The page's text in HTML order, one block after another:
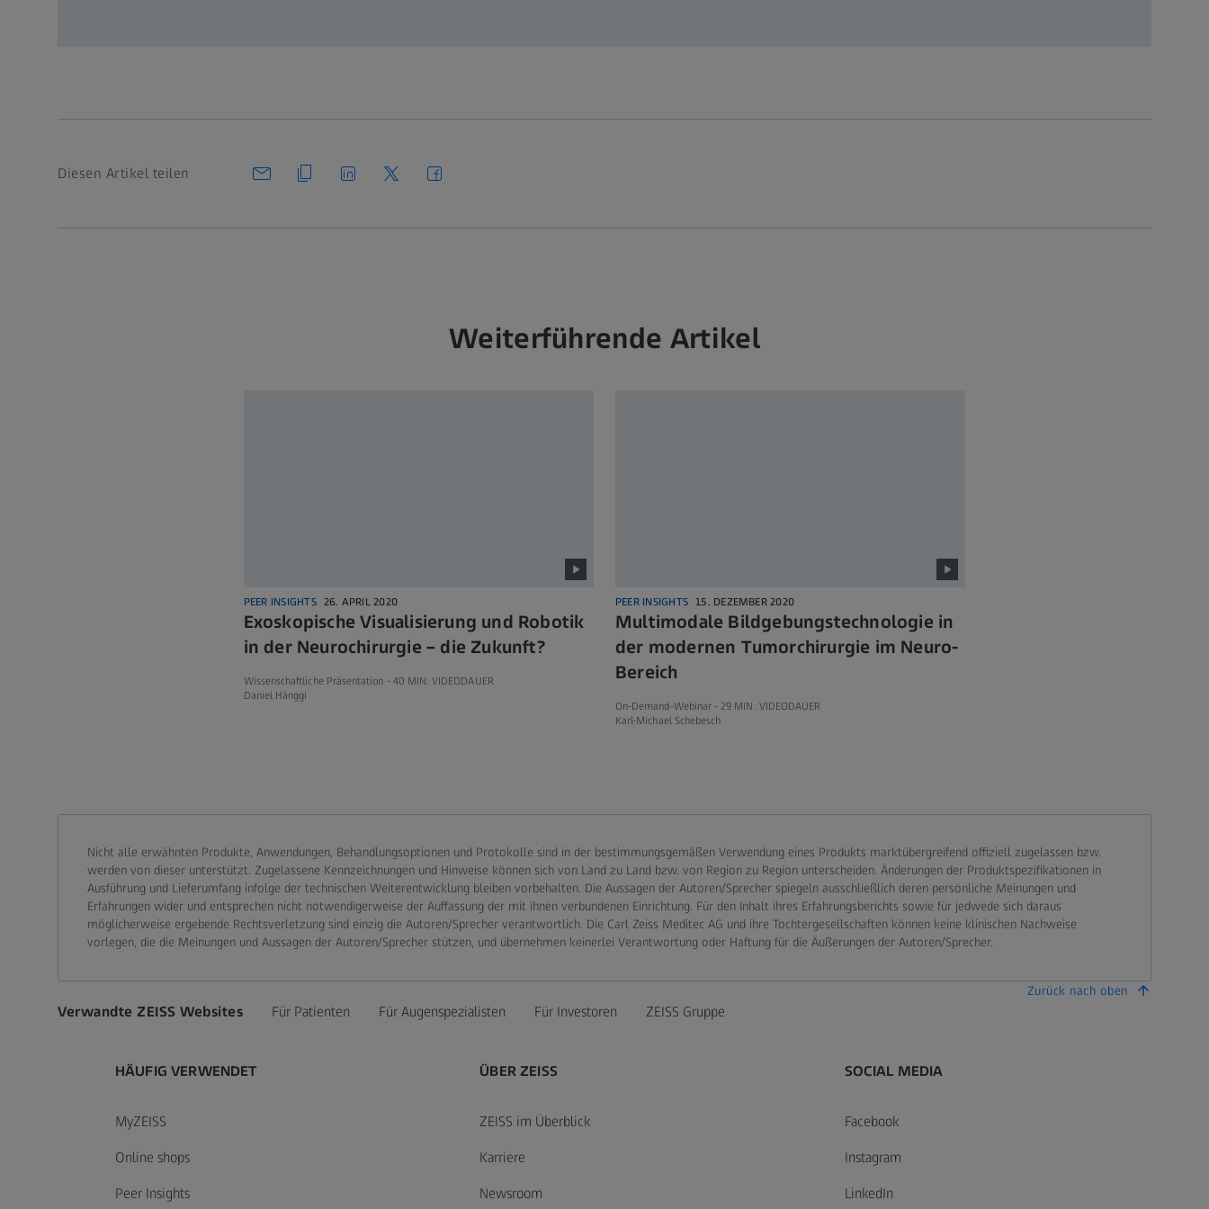
Diesen Artikel teilen
Weiterführende Artikel
PEER INSIGHTS 26. APRIL 2020
Exoskopische Visualisierung und Robotik
in der Neurochirurgie – die Zukunft?
Wissenschaftliche Präsentation - 40 MIN. VIDEODAUER
Daniel Hänggi
PEER INSIGHTS 15. DEZEMBER 2020
Multimodale Bildgebungstechnologie in
der modernen Tumorchirurgie im Neuro-
Bereich
On-Demand-Webinar -29 MIN. VIDEODAUER
Karl-Michael Schebesch
Call contact at
Call contact on mobile at
Send contact a mail to
Nicht alle erwähnten Produkte, Anwendungen, Behandlungsoptionen und Protokolle sind in der bestimmungsgemäßen Verwendung eines Produkts marktübergreifend offiziell zugelassen bzw.
werden von dieser unterstützt. Zugelassene Kennzeichnungen und Hinweise können sich von Land zu Land bzw. von Region zu Region unterscheiden. Änderungen der Produktspezifikationen in
Ausführung und Lieferumfang infolge der technischen Weiterentwicklung bleiben vorbehalten. Die Aussagen der Autoren/Sprecher spiegeln ausschließlich deren persönliche Meinungen und
Erfahrungen wider und entsprechen nicht notwendigerweise der Auffassung der mit ihnen verbundenen Einrichtung. Für den Inhalt ihres Erfahrungsberichts sowie für jedwede sich daraus
möglicherweise ergebende Rechtsverletzung sind einzig die Autoren/Sprecher verantwortlich. Die Carl Zeiss Meditec AG und ihre Tochtergesellschaften können keine klinischen Nachweise
vorlegen, die die Meinungen und Aussagen der Autoren/Sprecher stützen, und übernehmen keinerlei Verantwortung oder Haftung für die Äußerungen der Autoren/Sprecher.
Zurück nach oben
Verwandte ZEISS Websites Für Patienten Für Augenspezialisten Für Investoren ZEISS Gruppe
HÄUFIG VERWENDET
MyZEISS
Online shops
Peer Insights
ÜBER ZEISS
ZEISS im Überblick
Karriere
Newsroom
SOCIAL MEDIA
Facebook
Instagram
LinkedIn